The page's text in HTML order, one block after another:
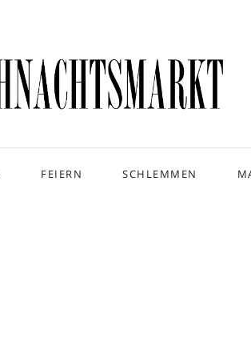
FEIERN SCHLEMMEN